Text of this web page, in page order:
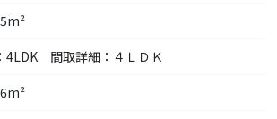
4LDK 間取詳細：４ＬＤＫ